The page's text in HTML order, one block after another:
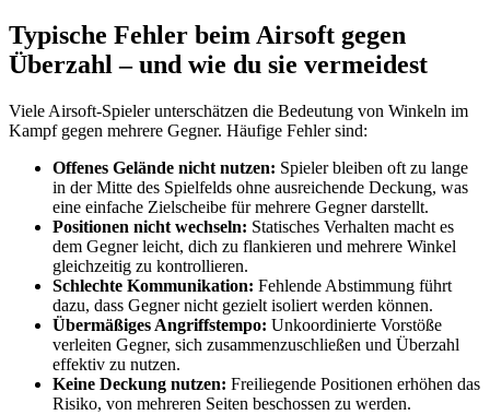
Typische Fehler beim Airsoft gegen
Überzahl – und wie du sie vermeidest
Viele Airsoft-Spieler unterschätzen die Bedeutung von Winkeln im
Kampf gegen mehrere Gegner. Häufige Fehler sind:
Offenes Gelände nicht nutzen: Spieler bleiben oft zu lange
in der Mitte des Spielfelds ohne ausreichende Deckung, was
eine einfache Zielscheibe für mehrere Gegner darstellt.
Positionen nicht wechseln: Statisches Verhalten macht es
dem Gegner leicht, dich zu flankieren und mehrere Winkel
gleichzeitig zu kontrollieren.
Schlechte Kommunikation: Fehlende Abstimmung führt
dazu, dass Gegner nicht gezielt isoliert werden können.
Übermäßiges Angriffstempo: Unkoordinierte Vorstöße
verleiten Gegner, sich zusammenzuschließen und Überzahl
effektiv zu nutzen.
Keine Deckung nutzen: Freiliegende Positionen erhöhen das
Risiko, von mehreren Seiten beschossen zu werden.